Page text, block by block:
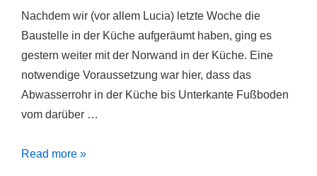
Nachdem wir (vor allem Lucia) letzte Woche die
Baustelle in der Küche aufgeräumt haben, ging es
gestern weiter mit der Norwand in der Küche. Eine
notwendige Voraussetzung war hier, dass das
Abwasserrohr in der Küche bis Unterkante Fußboden
vom darüber …
Nordwand
Read more »